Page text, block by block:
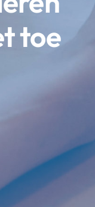
toe